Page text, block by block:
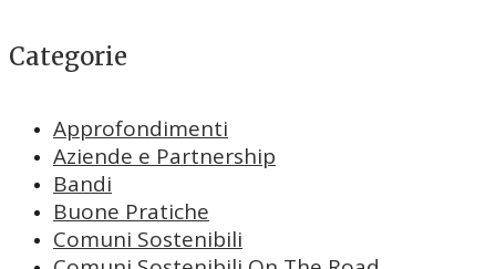
Categorie
Approfondimenti
Aziende e Partnership
Bandi
Buone Pratiche
Comuni Sostenibili